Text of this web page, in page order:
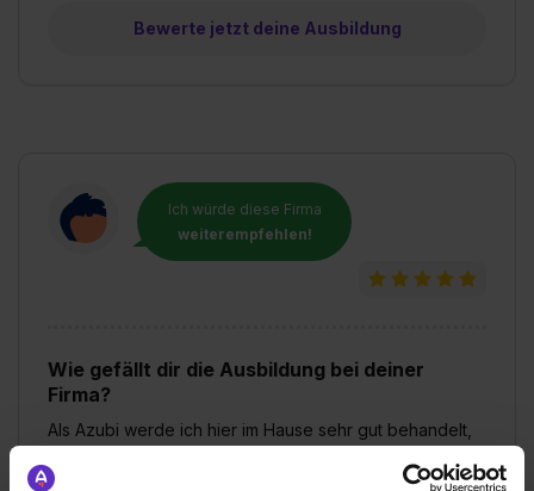
Ich würde diese Firma
weiterempfehlen!
Wie gefällt dir die Ausbildung bei deiner
Firma?
Als Azubi werde ich hier im Hause sehr gut behandelt,
durchwanderte, war stets freundlich und die
Bewerte jetzt deine Ausbildung